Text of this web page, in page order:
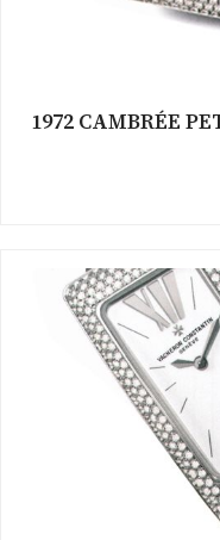
1972 CAMBRÉE